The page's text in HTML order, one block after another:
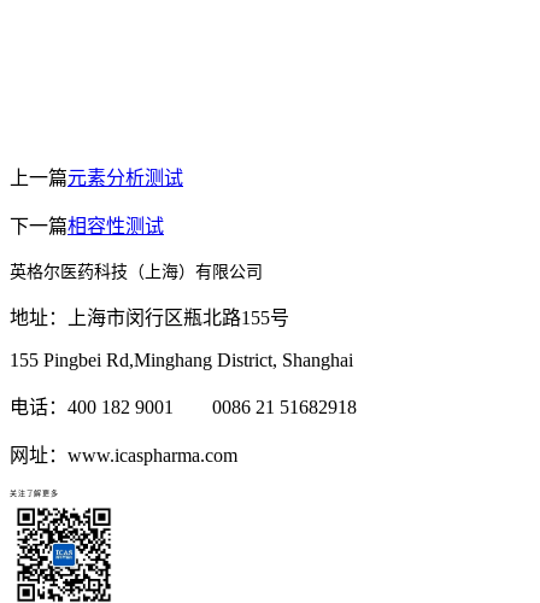
上一篇元素分析测试
下一篇相容性测试
英格尔医药科技（上海）有限公司
地址：上海市闵行区瓶北路155号
155 Pingbei Rd,Minghang District, Shanghai
电话：400 182 9001 0086 21 51682918
网址：www.icaspharma.com
关注了解更多